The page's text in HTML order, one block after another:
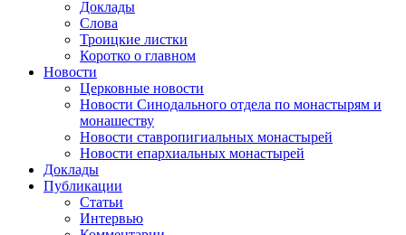
Доклады
Слова
Троицкие листки
Коротко о главном
Новости
Церковные новости
Новости Синодального отдела по монастырям и
монашеству
Новости ставропигиальных монастырей
Новости епархиальных монастырей
Доклады
Публикации
Статьи
Интервью